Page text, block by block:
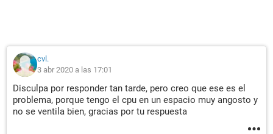
cvl.
3 abr 2020 a las 17:01
Disculpa por responder tan tarde, pero creo que ese es el
problema, porque tengo el cpu en un espacio muy angosto y
no se ventila bien, gracias por tu respuesta